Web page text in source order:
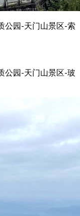
公园-天门山景区-索
公园-天门山景区-玻